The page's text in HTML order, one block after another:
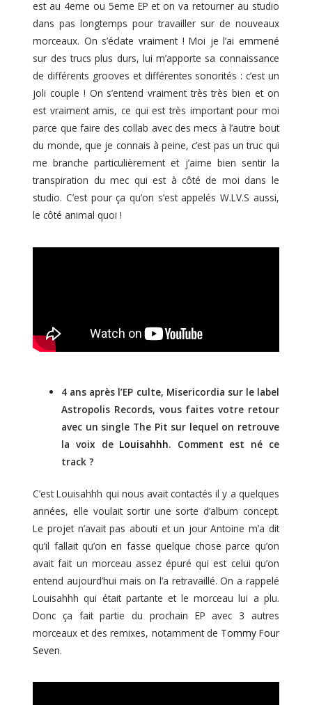
est au 4eme ou 5eme EP et on va retourner au studio
dans pas longtemps pour travailler sur de nouveaux
morceaux. On s’éclate vraiment ! Moi je l’ai emmené
sur des trucs plus durs, lui m’apporte sa connaissance
de différents grooves et différentes sonorités : c’est un
joli couple ! On s’entend vraiment très très bien et on
est vraiment amis, ce qui est très important pour moi
parce que faire des collab avec des mecs à l’autre bout
du monde, que je connais à peine, c’est pas un truc qui
me branche particulièrement et j’aime bien sentir la
transpiration du mec qui est à côté de moi dans le
studio. C’est pour ça qu’on s’est appelés W.LV.S aussi,
le côté animal quoi !
4 ans après l’EP culte, Misericordia sur le label
Astropolis Records, vous faites votre retour
avec un single The Pit sur lequel on retrouve
la voix de Louisahhh. Comment est né ce
track ?
C’est Louisahhh qui nous avait contactés il y a quelques
années, elle voulait sortir une sorte d’album concept.
Le projet n’avait pas abouti et un jour Antoine m’a dit
qu’il fallait qu’on en fasse quelque chose parce qu’on
avait fait un morceau assez épuré qui est celui qu’on
entend aujourd’hui mais on l’a retravaillé. On a rappelé
Louisahhh qui était partante et le morceau lui a plu.
Donc ça fait partie du prochain EP avec 3 autres
morceaux et des remixes, notamment de Tommy Four
Seven.